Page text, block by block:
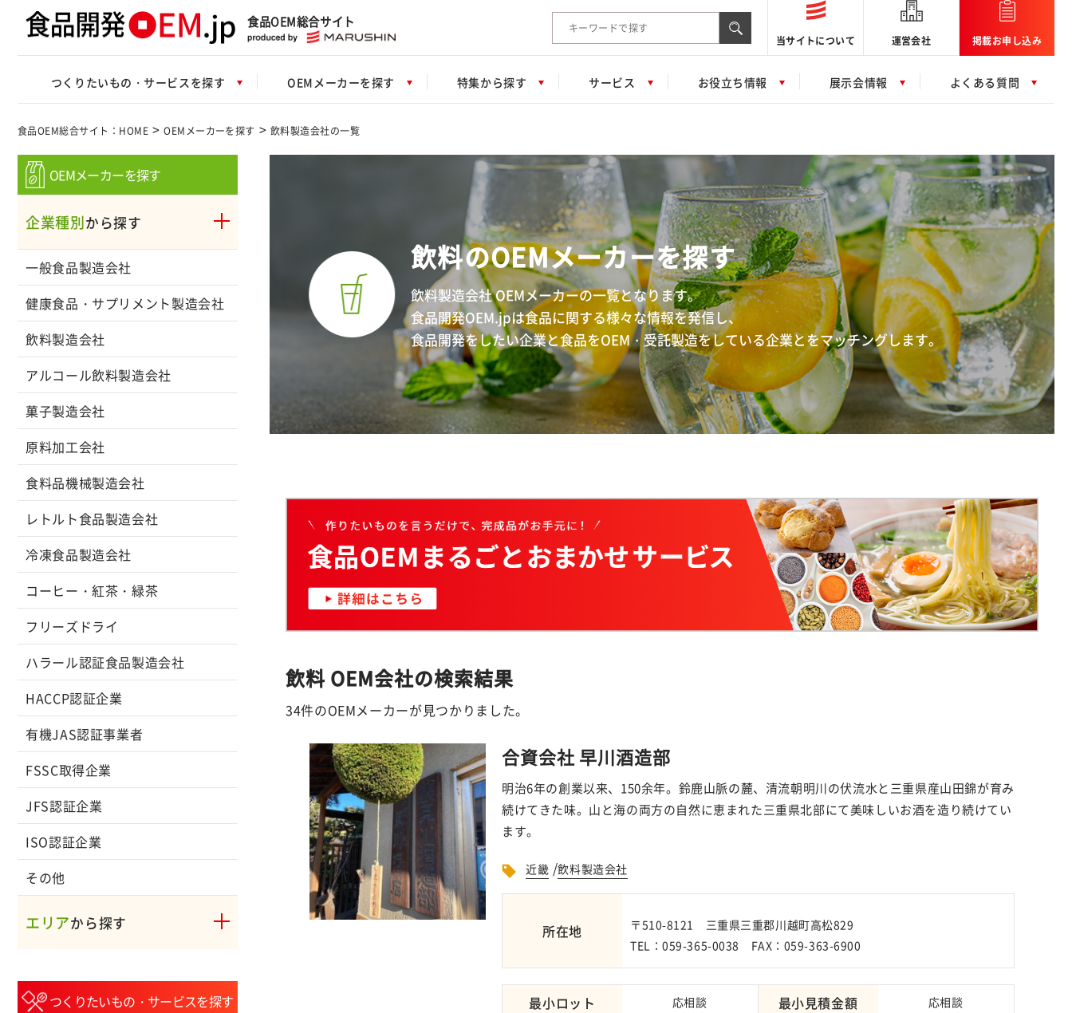
食品OEM総合サイト
検索キーワード入力 当サイトについて 運営会社 掲載お申し込み
つくりたいもの・サービスを探す OEMメーカーを探す 特集から探す サービス お役立ち情報 展示会情報 よくある質問
食品OEM総合サイト：HOME >OEMメーカーを探す > 飲料製造会社の一覧
OEMメーカーを探す
企業種別から探す
一般食品製造会社
健康食品・サプリメント製造会社
飲料製造会社
アルコール飲料製造会社
菓子製造会社
原料加工会社
食料品機械製造会社
レトルト食品製造会社
冷凍食品製造会社
コーヒー・紅茶・緑茶
フリーズドライ
ハラール認証食品製造会社
HACCP認証企業
有機JAS認証事業者
FSSC取得企業
JFS認証企業
ISO認証企業
その他
エリアから探す
つくりたいもの・サービスを探す
飲料のOEMメーカーを探す
飲料製造会社 OEMメーカーの一覧となります。
食品開発OEM.jpは食品に関する様々な情報を発信し、
食品開発をしたい企業と食品をOEM・受託製造をしている企業とをマッチングします。
飲料 OEM会社の検索結果
34件のOEMメーカーが見つかりました。
合資会社 早川酒造部
明治6年の創業以来、150余年。鈴鹿山脈の麓、清流朝明川の伏流水と三重県産山田錦が育み
続けてきた味。山と海の両方の自然に恵まれた三重県北部にて美味しいお酒を造り続けてい
ます。
近畿 /飲料製造会社
所在地
〒510-8121 三重県三重郡川越町高松829
TEL：059-365-0038 FAX：059-363-6900
最小ロット 応相談 最小見積金額 応相談